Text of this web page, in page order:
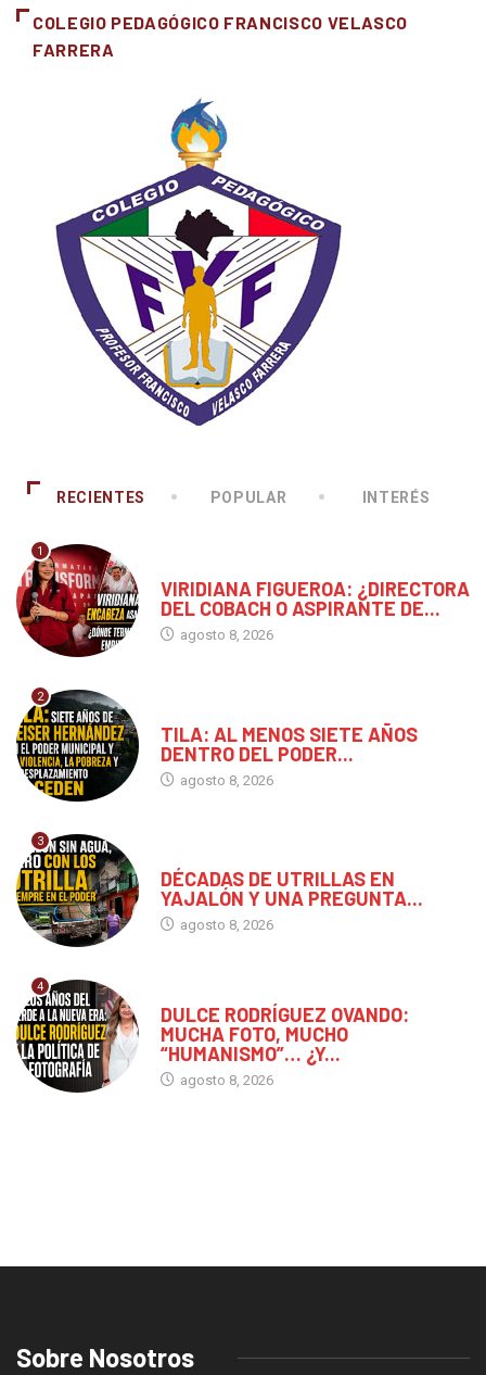
COLEGIO PEDAGÓGICO FRANCISCO VELASCO
FARRERA
RECIENTES POPULAR INTERÉS
1
VIRIDIANA FIGUEROA: ¿DIRECTORA
DEL COBACH O ASPIRANTE DE...
agosto 8, 2026
2
TILA: AL MENOS SIETE AÑOS
DENTRO DEL PODER...
agosto 8, 2026
3
DÉCADAS DE UTRILLAS EN
YAJALÓN Y UNA PREGUNTA...
agosto 8, 2026
4
DULCE RODRÍGUEZ OVANDO:
MUCHA FOTO, MUCHO
“HUMANISMO”… ¿Y...
agosto 8, 2026
Sobre Nosotros